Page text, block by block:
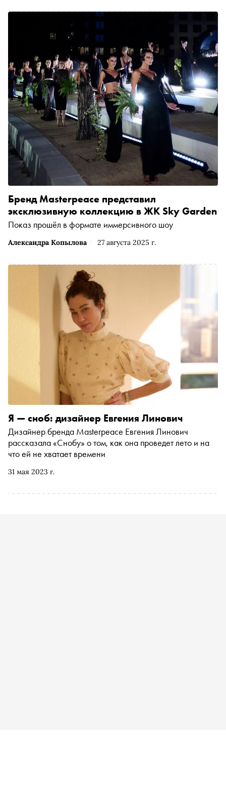
о них
Александра Копылова 27 августа 2025 г.
Бренд Masterpeace представил
эксклюзивную коллекцию в ЖК Sky Garden
Показ прошёл в формате иммерсивного шоу
31 мая 2023 г.
Я — сноб: дизайнер Евгения Линович
Дизайнер бренда Masterpeace Евгения Линович
рассказала «Снобу» о том, как она проведет лето и на
что ей не хватает времени